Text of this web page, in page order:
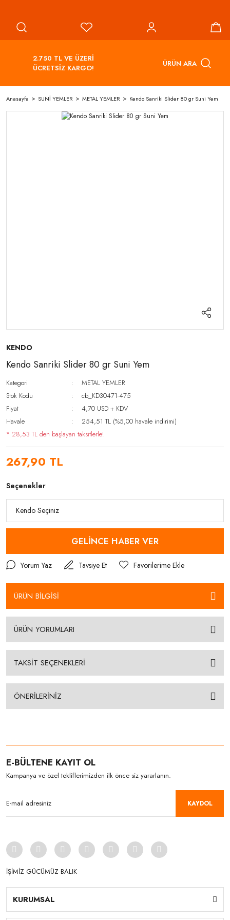
2.750 TL VE ÜZERİ
ÜCRETSİZ KARGO!
ÜRÜN ARA
Anasayfa SUNİ YEMLER METAL YEMLER Kendo Sanriki Slider 80 gr Suni Yem
KENDO
Kendo Sanriki Slider 80 gr Suni Yem
Kategori
METAL YEMLER
Stok Kodu
cb_KD30471-475
Fiyat
4,70 USD + KDV
Havale
254,51 TL (%5,00 havale indirimi)
* 28,53 TL den başlayan taksitlerle!
267,90 TL
Seçenekler
GELİNCE HABER VER
Yorum Yaz Tavsiye Et
ÜRÜN BİLGİSİ
ÜRÜN YORUMLARI
TAKSİT SEÇENEKLERİ
ÖNERİLERİNİZ
E-BÜLTENE KAYIT OL
Kampanya ve özel tekliflerimizden ilk önce siz yararlanın.
KAYDOL
İŞİMİZ GÜCÜMÜZ BALIK
KURUMSAL